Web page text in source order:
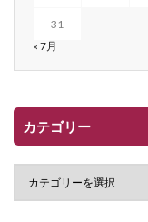
31
« 7月
カテゴリー